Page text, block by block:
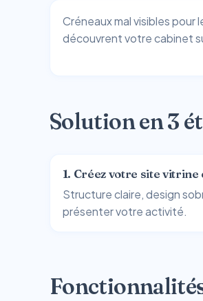
Créneaux mal visibles pour
découvrent votre cabinet
Solution en 3
1. Créez votre site vitrine
Structure claire, design
présenter votre activité.